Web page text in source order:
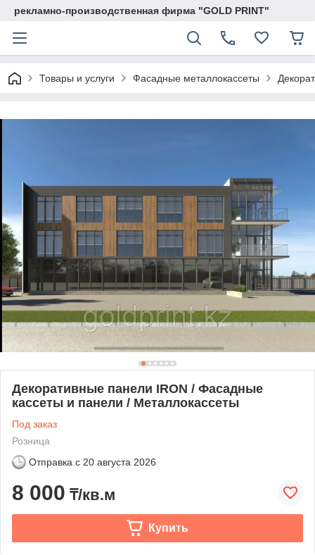
рекламно-производственная фирма "GOLD PRINT"
Товары и услуги Фасадные металлокассеты
Декоративные панели IRON / Фасадные
кассеты и панели / Металлокассеты
Под заказ
Розница
Отправка с 20 августа 2026
8 000 ₸/кв.м
Купить